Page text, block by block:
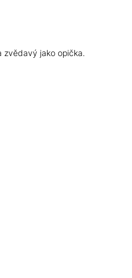
zvědavý jako opička.